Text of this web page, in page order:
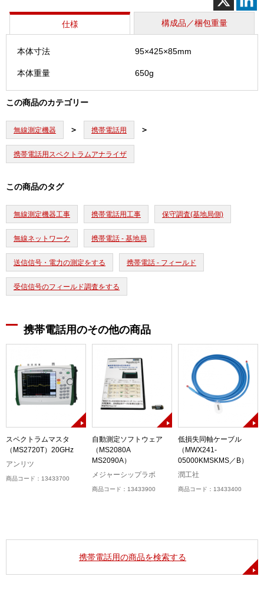
三
（
仕様 構成品／梱包重量
本体寸法 95×425×85mm
本体重量 650g
この商品のカテゴリー
無線測定機器 携帯電話用
携帯電話用スペクトラムアナライザ
この商品のタグ
無線測定機器工事 携帯電話用工事 保守調査(基地局側)
無線ネットワーク 携帯電話 - 基地局
送信信号・電力の測定をする 携帯電話 - フィールド
受信信号のフィールド調査をする
携帯電話用のその他の商品
スペクトラムマスタ
（MS2720T）20GHz
アンリツ
商品コード：13433700
自動測定ソフトウェア
（MS2080A
MS2090A）
メジャーシップラボ
商品コード：13433900
低損失同軸ケーブル
（MWX241-
05000KMSKMS／B）
潤工社
商品コード：13433400
携帯電話用の商品を検索する